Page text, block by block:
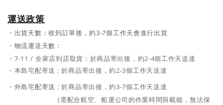
運送政策
・出貨天數：收到訂單後，約3-7個工作天會進行出貨
・ 物流運送天數：
・ 7-11 / 全家店到店取貨：於商品寄出後，約2-4個工作天送達
・ 本島宅配寄送 :於商品寄出後，約2-3個工作天送達
・ 外島宅配寄送 :於商品寄出後，約3-7個工作天送達
(需配合航空、船運公司的作業時間與載能，無法保